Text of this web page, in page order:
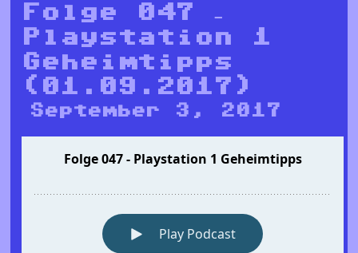
Folge 047 –
Playstation 1
Geheimtipps
(01.09.2017)
September 3, 2017